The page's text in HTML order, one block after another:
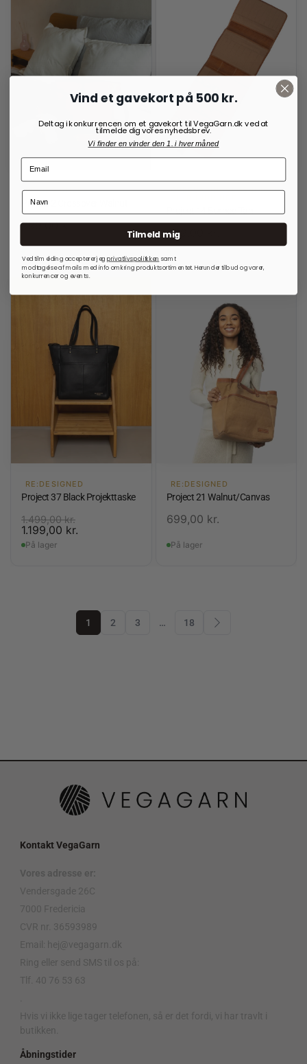
RE:DESIGNED
Project 2 Crossover Walnut
999,00kr.
OPBEVARINGSLØSNINGER
699,00
RE:DESIGNED
Project 37 Black Projekttaske
1.499,00kr.
1.199,00 kr.
På lager
RE:DESIGNED
Project 21 Walnut/Canvas
699,00 kr.
På lager
1 2 3 … 18
Kontakt VegaGarn
Vores adresse er:
Vendersgade 26C
7000 Fredericia
CVR nr. 36593989
Email: hej@vegagarn.dk
Ring eller send SMS til os på:
Tlf. 40 76 53 63
Hvis vi ikke lige tager telefonen, så er det fordi, vi har travlt i
butikken.
Åbningstider
Vind et gavekort på 500 kr.
Deltag i konkurrencen om et gavekort til VegaGarn.dk ved at
tilmelde dig vores nyhedsbrev.
Vi finder en vinder den 1. i hver måned
Tilmeld mig
Ved tilmelding accepterer jegprivatlivspolitkken samt
modtagelse af mails med info omkring produktsortimentet. Herunder tilbud og varer,
konkurrencer og events.